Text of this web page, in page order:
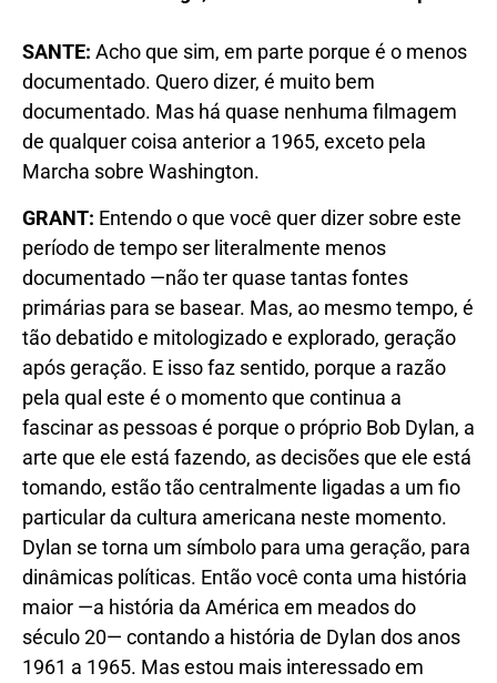
SANTE: Acho que sim, em parte porque é o menos
documentado. Quero dizer, é muito bem
documentado. Mas há quase nenhuma filmagem
de qualquer coisa anterior a 1965, exceto pela
Marcha sobre Washington.
GRANT: Entendo o que você quer dizer sobre este
período de tempo ser literalmente menos
documentado —não ter quase tantas fontes
primárias para se basear. Mas, ao mesmo tempo, é
tão debatido e mitologizado e explorado, geração
após geração. E isso faz sentido, porque a razão
pela qual este é o momento que continua a
fascinar as pessoas é porque o próprio Bob Dylan, a
arte que ele está fazendo, as decisões que ele está
tomando, estão tão centralmente ligadas a um fio
particular da cultura americana neste momento.
Dylan se torna um símbolo para uma geração, para
dinâmicas políticas. Então você conta uma história
maior —a história da América em meados do
século 20— contando a história de Dylan dos anos
1961 a 1965. Mas estou mais interessado em